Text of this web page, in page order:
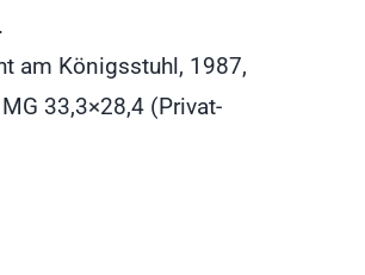
am Königsstuhl, 1987,
33,3×28,4 (Privat-